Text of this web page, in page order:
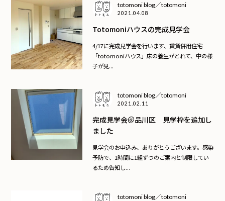
totomoni blog／totomoni
2021.04.08
Totomoniハウスの完成見学会
4/17に完成見学会を行います、賃貸併用住宅
「totomoniハウス」床の養生がとれて、中の様
子が見...
totomoni blog／totomoni
2021.02.11
完成見学会＠品川区 見学枠を追加し
ました
見学会のお申込み、ありがとうございます。感染
予防で、1時間に1組ずつのご案内と制限してい
るため告知し...
totomoni blog／totomoni